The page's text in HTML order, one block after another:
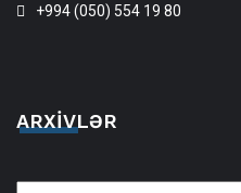
+994 (050) 554 19 80
ARXIVLƏR
Arxivlər